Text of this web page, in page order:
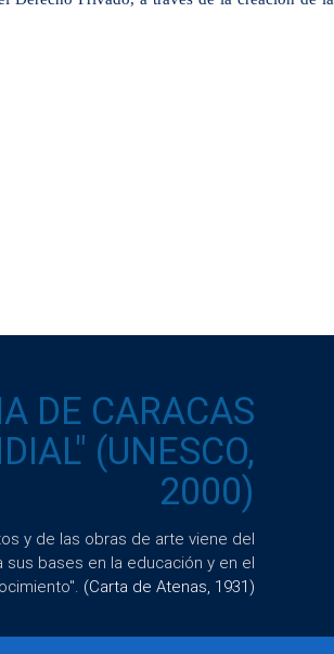
DE CARACAS
(UNESCO,
2000)
y de las obras de arte viene del
bases en la educación y en el
(Carta de Atenas, 1931)